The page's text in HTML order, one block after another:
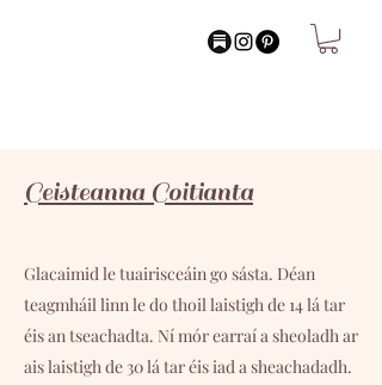
Ceisteanna Coitianta
Glacaimid le tuairisceáin go sásta. Déan
teagmháil linn le do thoil laistigh de 14 lá tar
éis an tseachadta. Ní mór earraí a sheoladh ar
ais laistigh de 30 lá tar éis iad a sheachadadh.